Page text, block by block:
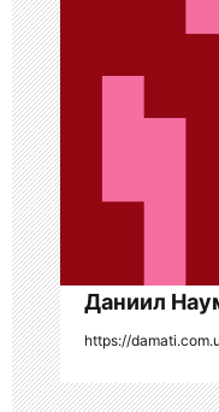
п
о
з
а
п
и
с
я
м
Даниил
https://